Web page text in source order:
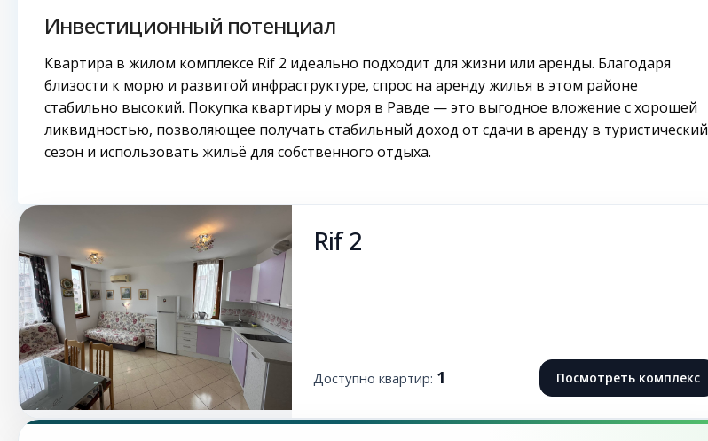
Инвестиционный потенциал
Квартира в жилом комплексе Rif 2 идеально подходит для жизни или аренды. Благодаря
близости к морю и развитой инфраструктуре, спрос на аренду жилья в этом районе
стабильно высокий. Покупка квартиры у моря в Равде — это выгодное вложение с хорошей
ликвидностью, позволяющее получать стабильный доход от сдачи в аренду в туристический
сезон и использовать жильё для собственного отдыха.
Rif 2
Доступно квартир: 1 Посмотреть комплекс